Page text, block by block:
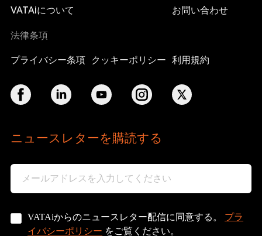
VATAiについて お問い合わせ
法律条項
プライバシー条項 クッキーポリシー 利用規約
ニュースレターを購読する
VATAiからのニュースレター配信に同意する。 プラ
イバシーポリシー をご覧ください。